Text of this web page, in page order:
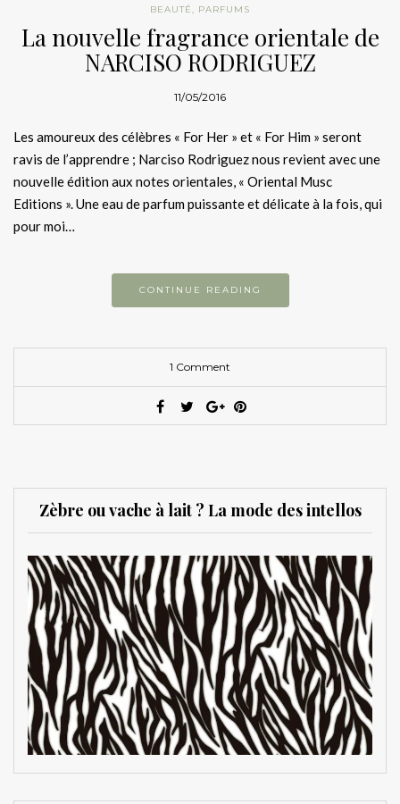
BEAUTÉ, PARFUMS
La nouvelle fragrance orientale de
NARCISO RODRIGUEZ
11/05/2016
Les amoureux des célèbres « For Her » et « For Him » seront
ravis de l’apprendre ; Narciso Rodriguez nous revient avec une
nouvelle édition aux notes orientales, « Oriental Musc
Editions ». Une eau de parfum puissante et délicate à la fois, qui
pour moi…
CONTINUE READING
1 Comment
Zèbre ou vache à lait ? La mode des intellos